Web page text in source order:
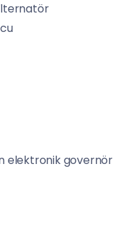
elektronik governör